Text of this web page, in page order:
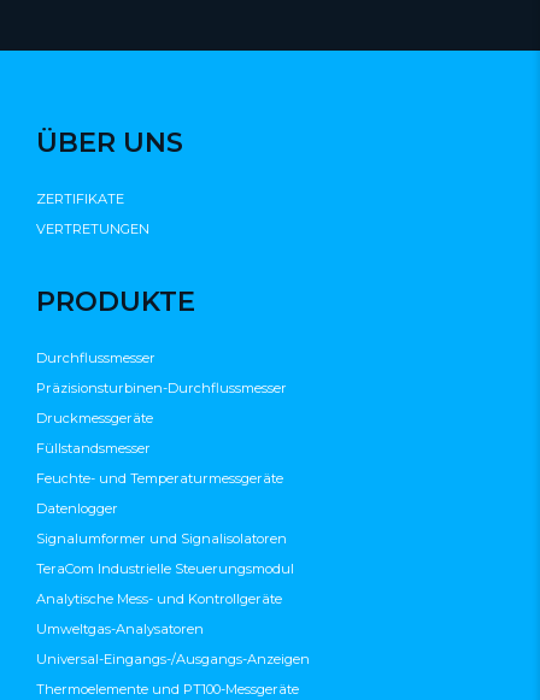
ÜBER UNS
ZERTIFIKATE
VERTRETUNGEN
PRODUKTE
Durchflussmesser
Präzisionsturbinen-Durchflussmesser
Druckmessgeräte
Füllstandsmesser
Feuchte- und Temperaturmessgeräte
Datenlogger
Signalumformer und Signalisolatoren
TeraCom Industrielle Steuerungsmodul
Analytische Mess- und Kontrollgeräte
Umweltgas-Analysatoren
Universal-Eingangs-/Ausgangs-Anzeigen
Thermoelemente und PT100-Messgeräte